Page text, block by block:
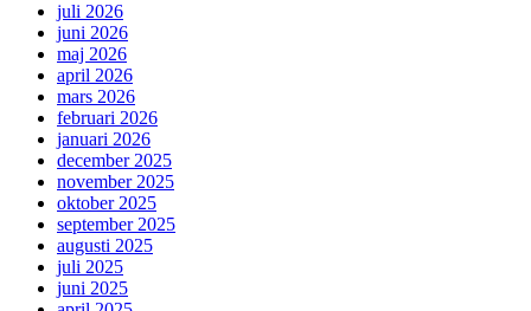
juli 2026
juni 2026
maj 2026
april 2026
mars 2026
februari 2026
januari 2026
december 2025
november 2025
oktober 2025
september 2025
augusti 2025
juli 2025
juni 2025